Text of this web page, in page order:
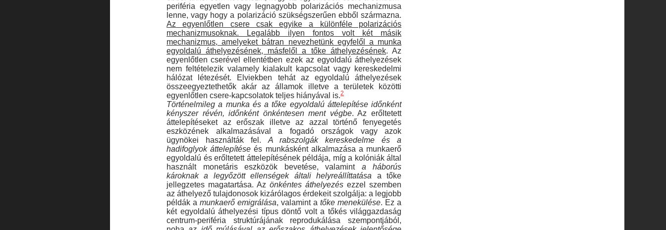
periféria egyetlen vagy legnagyobb polarizációs mechanizmusa
lenne, vagy hogy a polarizáció szükségszerűen ebből származna.
Az egyenlőtlen csere csak egyike a külön­féle polarizációs
mechanizmusoknak. Legalább ilyen fontos volt két másik
mechanizmus, amelyeket bátran nevezhetünk egyfelől a munka
egyoldalú áthelyezésének, másfelől a tőke áthelyezésének. Az
egyenlőtlen cserével ellentétben ezek az egyoldalú áthelyezések
nem feltételezik valamely kialakult kap­csolat vagy kereskedelmi
hálózat létezését. Elviekben tehát az egyoldalú áthelyezések
összeegyeztethetők akár az államok il­letve a területek közötti
egyenlőtlen csere-kapcsolatok teljes hiá­nyával is.2
Történelmileg a munka és a tőke egyoldalú áttelepítése időnként
kényszer révén, időnként önkéntesen ment végbe. Az erőltetett
áttelepítéseket az erőszak illetve az azzal történő fe­nyegetés
eszközének alkalmazásával a fogadó országok vagy azok
ügynökei használták fel. A rabszolgák kereskedelme és a
hadifoglyok áttelepítése és munkásként alkalmazása a munka­erő
egyoldalú és erőltetett áttelepítésének példája, míg a kolóni­ák által
használt monetáris eszközök bevetése, valamint a hábo­rús
károknak a legyőzött ellenségek általi helyreállíttatása a tőke
jellegzetes magatartása. Az önkéntes áthelyezés ezzel szemben
az áthelyező tulajdonosok kizárólagos érdekeit szolgálja: a leg­jobb
példák a munkaerő emigrálása, valamint a tőke menekülé­se. Ez a
két egyoldalú áthelyezési típus döntő volt a tőkés világ­gazdaság
centrum-periféria struktúrájának reprodukálása szem­pontjából,